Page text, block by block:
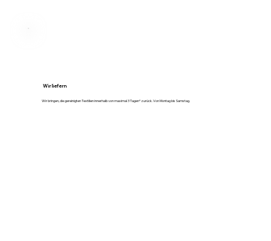
Wir liefern
Wir bringen, die gereinigten Textilien innerhalb von maximal 3 Tagen* zurück. Von Montag bis Samstag.